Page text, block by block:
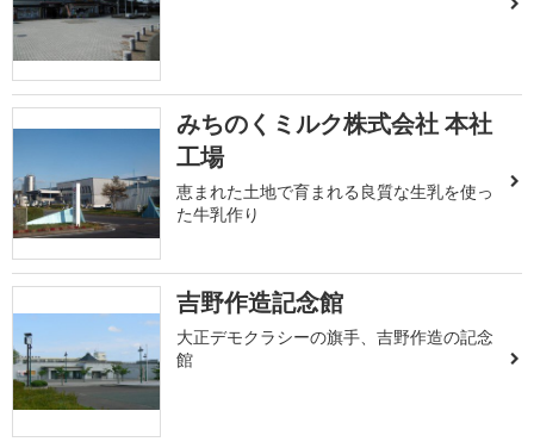
みちのくミルク株式会社 本社
工場
恵まれた土地で育まれる良質な生乳を使っ
た牛乳作り
吉野作造記念館
大正デモクラシーの旗手、吉野作造の記念
館